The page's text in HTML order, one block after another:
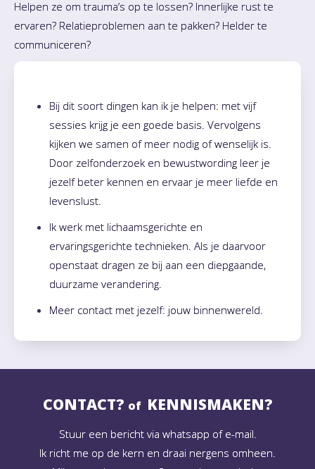
Helpen ze om trauma’s op te lossen? Innerlijke rust te
ervaren? Relatieproblemen aan te pakken? Helder te
communiceren?
Bij dit soort dingen kan ik je helpen: met vijf
sessies krijg je een goede basis. Vervolgens
kijken we samen of meer nodig of wenselijk is.
Door zelfonderzoek en bewustwording leer je
jezelf beter kennen en ervaar je meer liefde en
levenslust.
Ik werk met lichaamsgerichte en
ervaringsgerichte technieken. Als je daarvoor
openstaat dragen ze bij aan een diepgaande,
duurzame verandering.
Meer contact met jezelf: jouw binnenwereld.
CONTACT? of KENNISMAKEN?
Stuur een bericht via whatsapp of e-mail.
Ik richt me op de kern en draai nergens omheen.